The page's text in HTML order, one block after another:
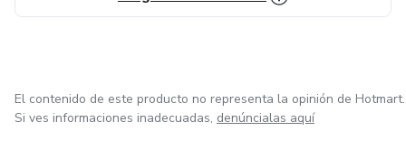
El contenido de este producto no representa la opinión de Hotmart.
Si ves informaciones inadecuadas, denúncialas aquí